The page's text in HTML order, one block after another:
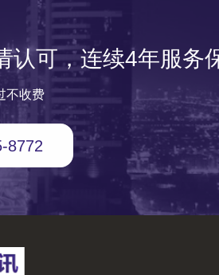
可，连续4年服务
不收费
8772